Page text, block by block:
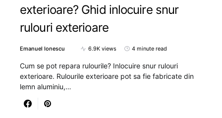
exterioare? Ghid inlocuire snur
rulouri exterioare
Emanuel Ionescu 6.9K views 4 minute read
Cum se pot repara rulourile? Inlocuire snur rulouri
exterioare. Rulourile exterioare pot sa fie fabricate din
lemn aluminiu,…